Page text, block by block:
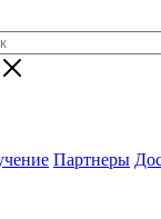
Партнеры